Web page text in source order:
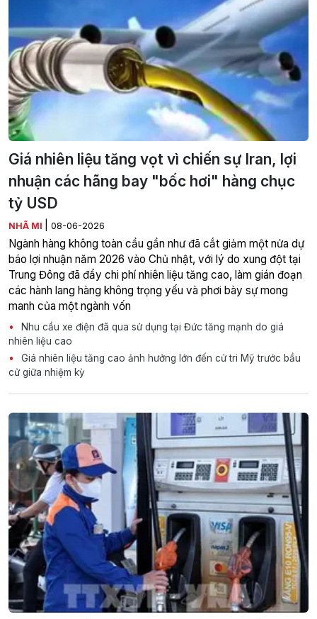
Giá nhiên liệu tăng vọt vì chiến sự Iran, lợi
nhuận các hãng bay "bốc hơi" hàng chục
tỷ USD
NHÃ MI 08-06-2026
Ngành hàng không toàn cầu gần như đã cắt giảm một nửa dự
báo lợi nhuận năm 2026 vào Chủ nhật, với lý do xung đột tại
Trung Đông đã đẩy chi phí nhiên liệu tăng cao, làm gián đoạn
các hành lang hàng không trọng yếu và phơi bày sự mong
manh của một ngành vốn
Nhu cầu xe điện đã qua sử dụng tại Đức tăng mạnh do giá
nhiên liệu cao
Giá nhiên liệu tăng cao ảnh hưởng lớn đến cử tri Mỹ trước bầu
cử giữa nhiệm kỳ